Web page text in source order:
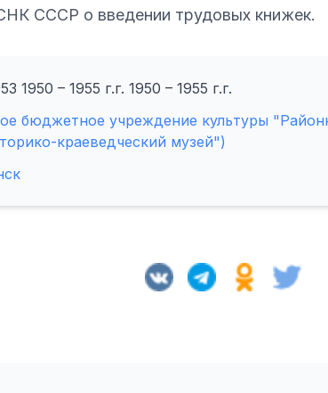
СССР о введении трудовых книжек.
1950 – 1955 г.г. 1950 – 1955 г.г.
бюджетное учреждение культуры
краеведческий музей")